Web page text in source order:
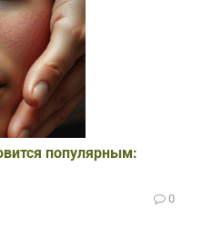
популярным:
0